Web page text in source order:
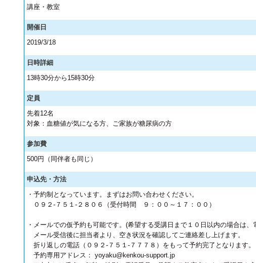
講座・教室
開催日
2019/3/18
日時詳細
13時30分から15時30分
定員
先着12名
対象：血糖値が気になる方、ご家族が糖尿病の方
参加費
500円（同伴者も同じ）
申込先・方法
・予約制となっています。まずはお問い合わせください。
０９２-７５１-２８０６（受付時間 ９：００～１７：００）
・メールでの仮予約も可能です。(希望する受講日まで１０日以内の場合は
メール受信後に担当者より、空き状況を確認してご連絡差し上げます。
折り返しの電話（０９２-７５１-７７７８）をもって予約完了となります。
予約専用アドレス： yoyaku@kenkou-support.jp